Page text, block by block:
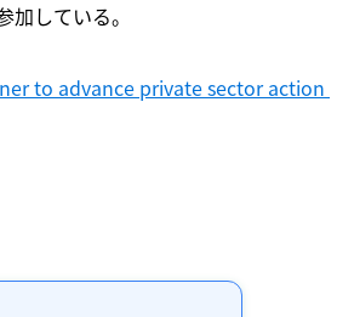
している。
to advance private sector action